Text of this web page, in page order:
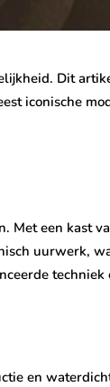
Dit
iconische
Met een kast
uurwerk,
techniek
en